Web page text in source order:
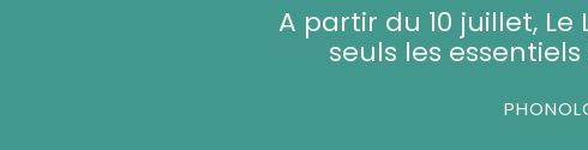
A partir du 10 juillet,
seuls les